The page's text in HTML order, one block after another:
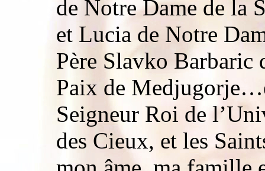
de Notre Dame de la
et Lucia de Notre
Père Slavko Barbaric
Paix de
Seigneur Roi de
des Cieux, et les